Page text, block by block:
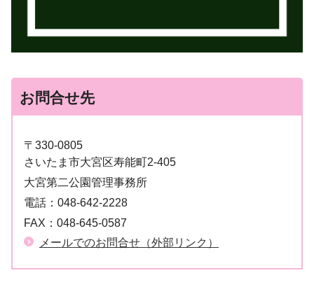
お問合せ先
〒330-0805
さいたま市大宮区寿能町2-405
大宮第二公園管理事務所
電話： 048-642-2228
FAX： 048-645-0587
メールでのお問合せ（外部リンク）